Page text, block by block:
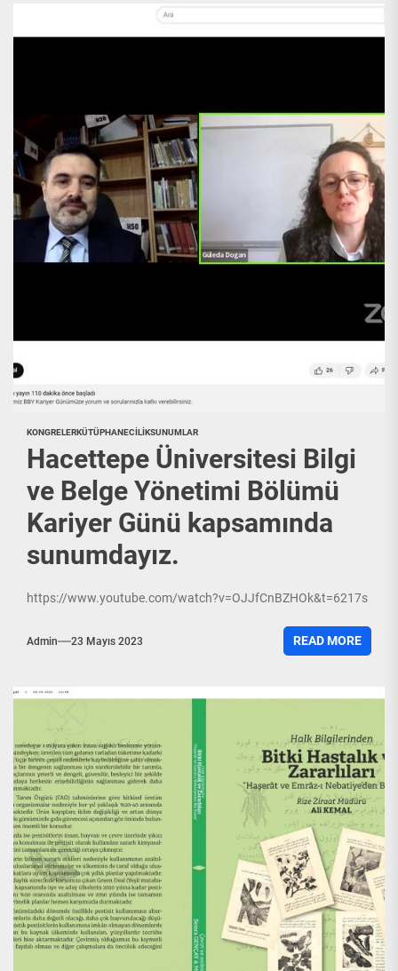
KONGRELERKÜTÜPHANECILIKSUNUMLAR
Hacettepe Üniversitesi Bilgi
ve Belge Yönetimi Bölümü
Kariyer Günü kapsamında
sunumdayız.
https://www.youtube.com/watch?v=OJJfCnBZHOk&t=6217s
Admin 23 Mayıs 2023 READ MORE